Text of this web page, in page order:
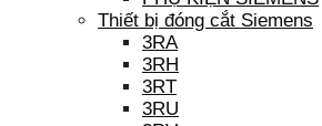
Thiết bị đóng cắt Siemens
3RA
3RH
3RT
3RU